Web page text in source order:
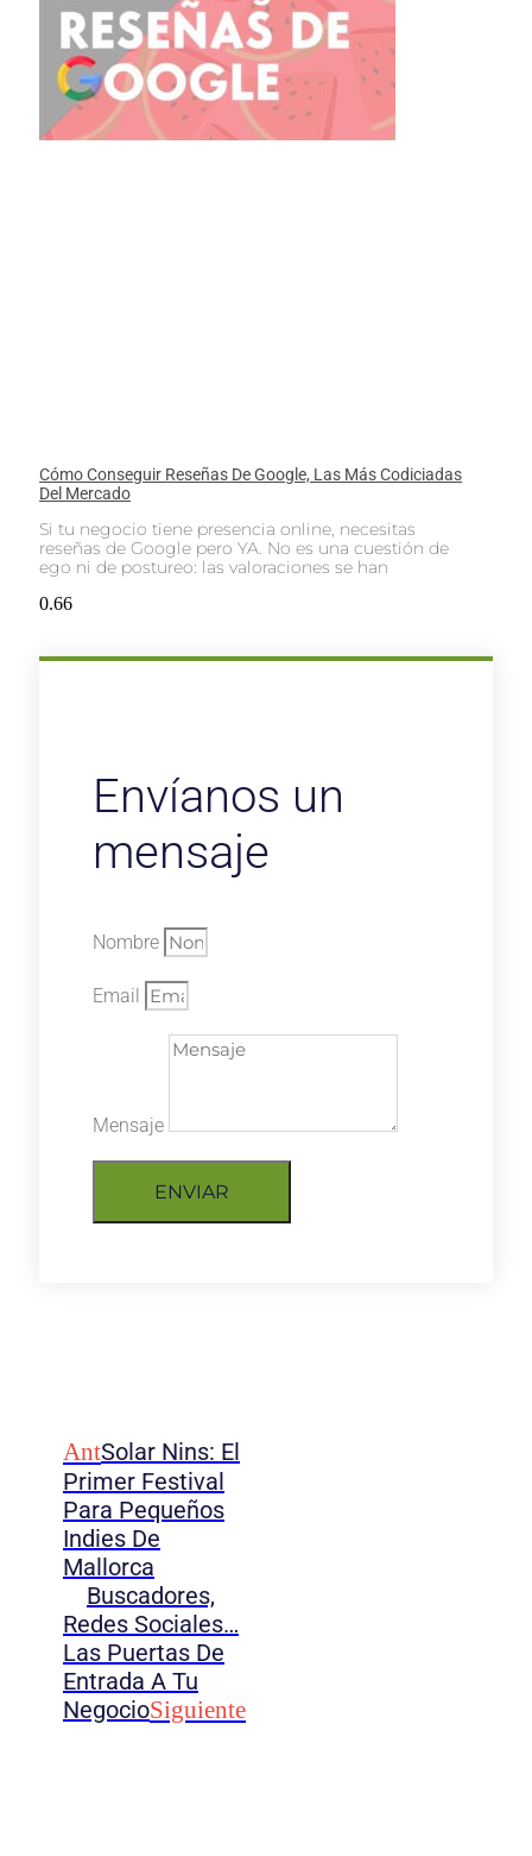
Cómo Conseguir Reseñas De Google, Las Más Codiciadas
Del Mercado
Si tu negocio tiene presencia online, necesitas
reseñas de Google pero YA. No es una cuestión de
ego ni de postureo: las valoraciones se han
Envíanos un
mensaje
Nombre
Email
Mensaje
ENVIAR
AntSolar Nins: El
Primer Festival
Para Pequeños
Indies De
Mallorca
Buscadores,
Redes Sociales…
Las Puertas De
Entrada A Tu
NegocioSiguiente